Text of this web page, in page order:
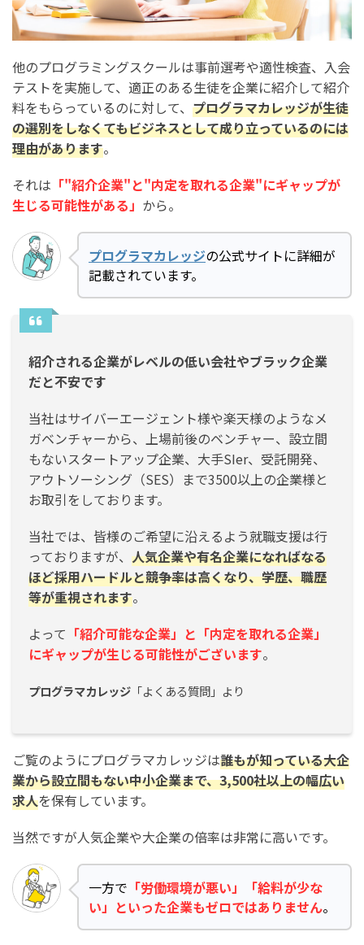
他のプログラミングスクールは事前選考や適性検査、入会
テストを実施して、適正のある生徒を企業に紹介して紹介
料をもらっているのに対して、 プログラマカレッジが生徒
の選別をしなくてもビジネスとして成り立っているのには
理由があります。
それは 「"紹介企業"と"内定を取れる企業"にギャップが
生じる可能性がある」 から。
プログラマカレッジの公式サイトに詳細が
記載されています。
紹介される企業がレベルの低い会社やブラック企業
だと不安です
当社はサイバーエージェント様や楽天様のようなメ
ガベンチャーから、上場前後のベンチャー、設立間
もないスタートアップ企業、大手SIer、受託開発、
アウトソーシング（SES）まで3500以上の企業様と
お取引をしております。
当社では、皆様のご希望に沿えるよう就職支援は行
っておりますが、 人気企業や有名企業になればなる
ほど採用ハードルと競争率は高くなり、学歴、職歴
等が重視されます。
よって 「紹介可能な企業」と「内定を取れる企業」
にギャップが生じる可能性がございます。
プログラマカレッジ 「よくある質問」より
ご覧のようにプログラマカレッジは誰もが知っている大企
業から設立間もない中小企業まで、3,500社以上の幅広い
求人を保有しています。
当然ですが人気企業や大企業の倍率は非常に高いです。
一方で 「労働環境が悪い」「給料が少な
い」といった企業もゼロではありません。